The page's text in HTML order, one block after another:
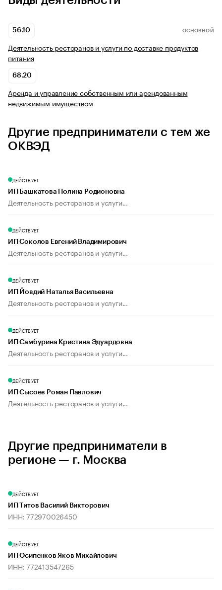
56.10 ОСНОВНОЙ
Деятельность ресторанов и услуги по доставке продуктов
питания
68.20
Аренда и управление собственным или арендованным
недвижимым имуществом
Другие предприниматели с тем же
ОКВЭД
ДЕЙСТВУЕТ
ИП Башкатова Полина Родионовна
Деятельность ресторанов и услуги...
ДЕЙСТВУЕТ
ИП Соколов Евгений Владимирович
Деятельность ресторанов и услуги...
ДЕЙСТВУЕТ
ИП Йовдий Наталья Васильевна
Деятельность ресторанов и услуги...
ДЕЙСТВУЕТ
ИП Самбурина Кристина Эдуардовна
Деятельность ресторанов и услуги...
ДЕЙСТВУЕТ
ИП Сысоев Роман Павлович
Деятельность ресторанов и услуги...
Другие предприниматели в
регионе — г. Москва
ДЕЙСТВУЕТ
ИП Титов Василий Викторович
ИНН: 772970026450
ДЕЙСТВУЕТ
ИП Осипенков Яков Михайлович
ИНН: 772413547265